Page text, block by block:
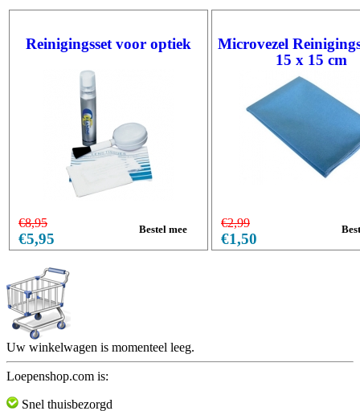
Reinigingsset voor optiek
€8,95
€5,95
Microvezel
15 x 15 cm
€2,99
€1,50
Uw winkelwagen is momenteel leeg.
Loepenshop.com is:
Snel thuisbezorgd